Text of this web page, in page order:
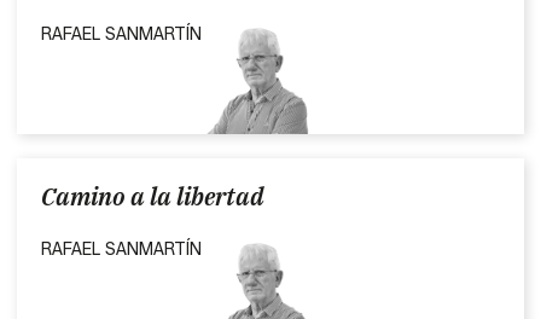
RAFAEL SANMARTÍN
Camino a la libertad
RAFAEL SANMARTÍN